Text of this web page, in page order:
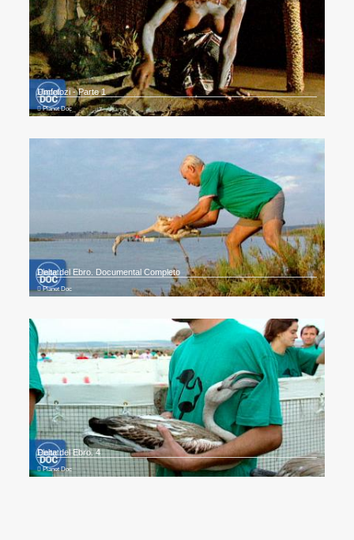
Umfolozi - Parte 1
Planet Doc
Delta del Ebro. Documental Completo
Planet Doc
Delta del Ebro. 4
Planet Doc